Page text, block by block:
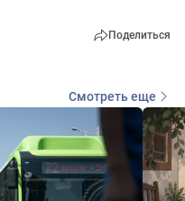
Поделиться
Смотреть еще